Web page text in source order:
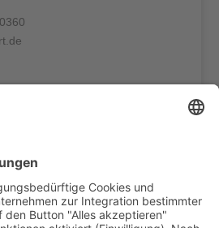
Uhr
Geschäftszeiten nur